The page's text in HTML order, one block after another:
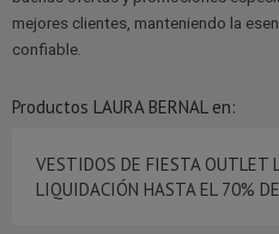
mejores clientes, manteniendo la
confiable.
Productos LAURA BERNAL en:
VESTIDOS DE FIESTA OUTLET
LIQUIDACIÓN HASTA EL 70%